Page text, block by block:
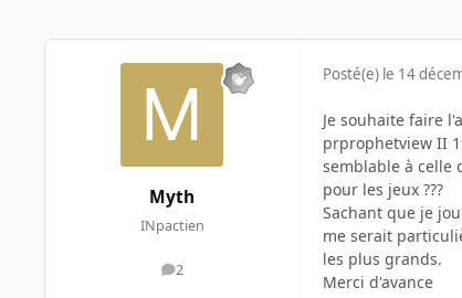
Myth
INpactien
2
messages
Posté(e) le 14
Je souhaite faire
prprophetview II
semblable à celle
pour les jeux ???
Sachant que je
me serait
les plus grands.
Merci d'avance